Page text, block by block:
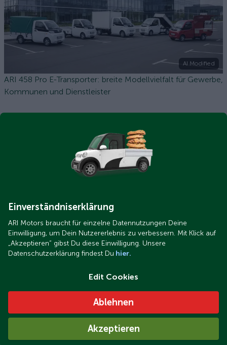
AI Modified
ARI 458 Pro E-Transporter: breite Modellvielfalt für Gewerbe,
Kommunen und Dienstleister
Einverständniserklärung
ARI Motors braucht für einzelne Datennutzungen Deine
Einwilligung, um Dein Nutzererlebnis zu verbessern. Mit Klick auf
„Akzeptieren“ gibst Du diese Einwilligung. Unsere
Datenschutzerklärung findest Du hier.
Edit Cookies
Ablehnen
Akzeptieren